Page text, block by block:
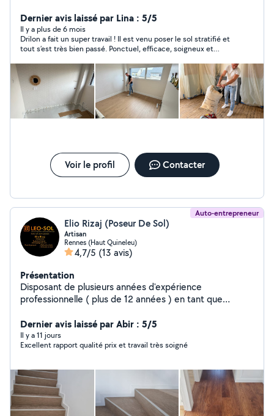
rénovation de carrelages, -parquet, terrasse et
mosaïques - Suivi de chantier complet - Conseil
personnalisé - Pose clé en main Nos Spécialités : -
Carrelage - Parquet - Plinthe - Ragréage - Terrasse -
Zelliges - Carreaux de ciment - Terres Cuites -
Mosaïques -Peinture intérieure et extérieure -
professionnelle -Réalisation d'effets décoratifs avec
peinture Pourquoi nous choisir ? - Expertise et savoir-
faire - Accompagnement complet - Respect du budget
Dernier avis laissé par Lina : 5/5
Il y a plus de 6 mois
Drilon a fait un super travail ! Il est venu poser le sol stratifié et
tout s’est très bien passé. Ponctuel, efficace, soigneux et
fin. Je recommande sans hésiter !
Voir le profil Contacter
Auto-entrepreneur
Elio Rizaj (Poseur De Sol)
Artisan
Rennes (Haut Quineleu)
4,7/5 (13 avis)
Présentation
Disposant de plusieurs années d'expérience
professionnelle ( plus de 12 années ) en tant que
propose mes services -Pose parquet -Pose parquet
contre colle tout les modèle -Pose parquet baty rompu
-Pose PVC clipse -Pose de tarasse -Pose de plafond -
fonction de vos goûts et de votre budget, je vous
propose les meilleures idées pour embellir votre sol.
N'hésitez pas à me contacter pour discuter de vos
projets
Dernier avis laissé par Abir : 5/5
Il y a 11 jours
Excellent rapport qualité prix et travail très soigné